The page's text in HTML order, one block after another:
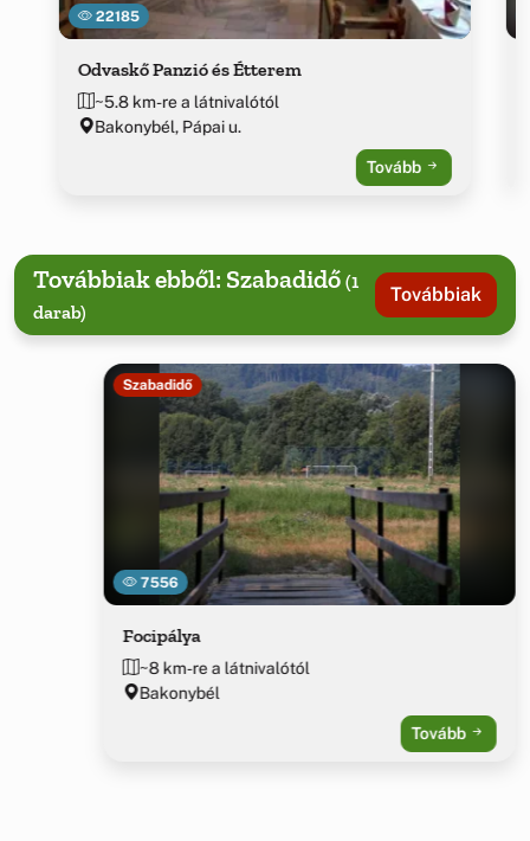
22185
Odvaskő Panzió és Étterem
~5.8 km-re a látnivalótól
Bakonybél, Pápai u.
Tovább
Továbbiak ebből: Szabadidő (1
darab)
Továbbiak
7556
Szabadidő
Focipálya
~8 km-re a látnivalótól
Bakonybél
Tovább